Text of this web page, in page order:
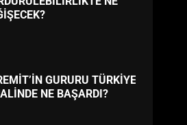
GURURU TÜRKİYE
NE BAŞARDI?